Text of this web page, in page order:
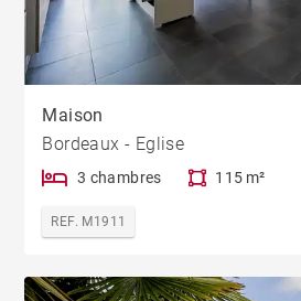
Maison
Bordeaux - Eglise
3 chambres 115 m²
REF. M1911